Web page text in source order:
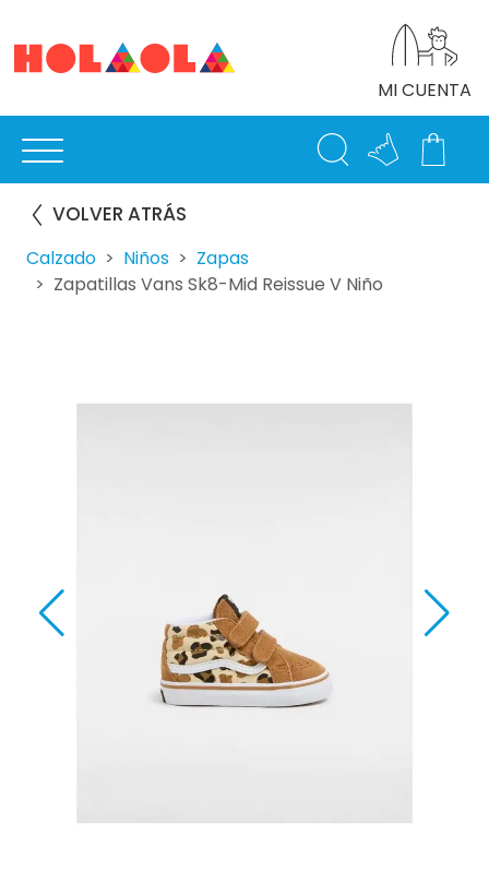
MI CUENTA
VOLVER ATRÁS
Calzado Niños
Zapas
Zapatillas Vans Sk8-Mid Reissue V Niño